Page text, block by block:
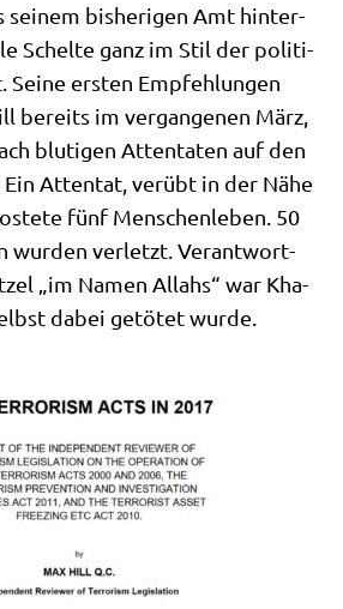
sei­nem bis­he­ri­gen Amt hin­ter­
Schel­te ganz im Stil der poli­ti­
Sei­ne ersten Emp­feh­lun­gen
bereits im ver­gan­ge­nen März,
blu­ti­gen Atten­ta­ten auf den
Ein Atten­tat, ver­übt in der Nähe
fünf Men­schen­le­ben. 50
wur­den ver­letzt. Ver­ant­wort­
„im Namen Allahs“ war Kha­
dabei getö­tet wurde.